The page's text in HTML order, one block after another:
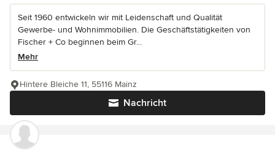
Seit 1960 entwickeln wir mit Leidenschaft und Qualität
Gewerbe- und Wohnimmobilien. Die Geschäftstätigkeiten von
Fischer + Co beginnen beim Gr...
Mehr
Nachricht
Hintere Bleiche 11, 55116 Mainz